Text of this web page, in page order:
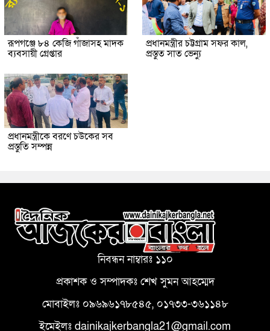
রূপগঞ্জে ৮৪ কেজি গাঁজাসহ মাদক
ব্যবসায়ী গ্রেপ্তার
প্রধানমন্ত্রীর চট্টগ্রাম সফর কাল,
প্রস্তুত সাত ভেন্যু
প্রধানমন্ত্রীকে বরণে চউকের সব
প্রস্তুতি সম্পন্ন
নিবন্ধন নাম্বারঃ ১১০
প্রকাশক ও সম্পাদকঃ শেখ সুমন আহম্মেদ
মোবাইলঃ ০৯৬৯৬১৭৮৫৪৫, ০১৭৩৩-৩৬১১৪৮
ইমেইলঃ dainikajkerbangla21@gmail.com